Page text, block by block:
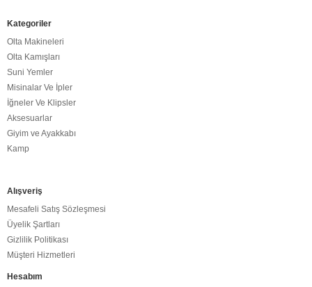
Kategoriler
Olta Makineleri
Olta Kamışları
Suni Yemler
Misinalar Ve İpler
İğneler Ve Klipsler
Aksesuarlar
Giyim ve Ayakkabı
Kamp
Alışveriş
Mesafeli Satış Sözleşmesi
Üyelik Şartları
Gizlilik Politikası
Müşteri Hizmetleri
Hesabım